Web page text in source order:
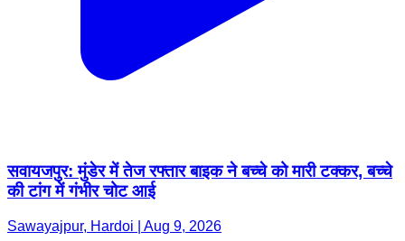
सवायजपुर: मुंडेर में तेज रफ्तार बाइक ने बच्चे को मारी टक्कर, बच्चे
की टांग में गंभीर चोट आई
Sawayajpur, Hardoi | Aug 9, 2026